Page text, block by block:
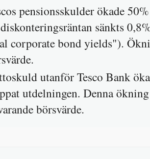
pensionsskulder ökade
sänkts
corporate bond yields").
utanför Tesco Bank
utdelningen. Denna
börsvärde.